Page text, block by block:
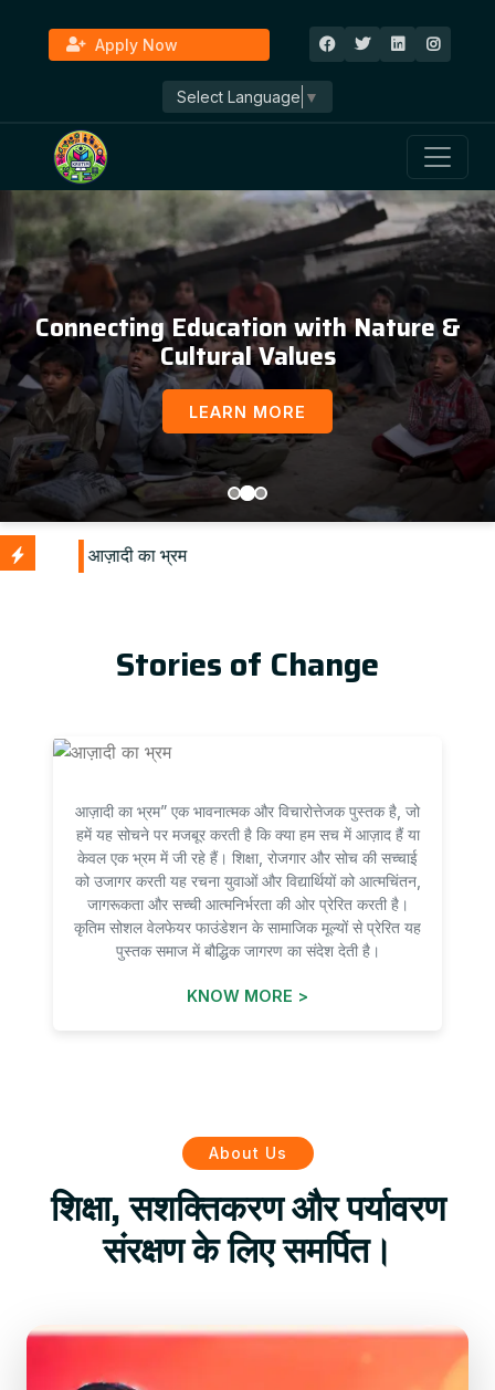
Apply Now
Select Language ▼
Connecting Education with Nature &
Cultural Values
LEARN MORE
Stories of Change
आज़ादी का भ्रम” एक भावनात्मक और विचारोत्तेजक पुस्तक है, जो
हमें यह सोचने पर मजबूर करती है कि क्या हम सच में आज़ाद हैं या
केवल एक भ्रम में जी रहे हैं। शिक्षा, रोजगार और सोच की सच्चाई
को उजागर करती यह रचना युवाओं और विद्यार्थियों को आत्मचिंतन,
जागरूकता और सच्ची आत्मनिर्भरता की ओर प्रेरित करती है।
कृतिम सोशल वेलफेयर फाउंडेशन के सामाजिक मूल्यों से प्रेरित यह
पुस्तक समाज में बौद्धिक जागरण का संदेश देती है।
KNOW MORE >
About Us
शिक्षा, सशक्तिकरण और पर्यावरण
संरक्षण के लिए समर्पित।